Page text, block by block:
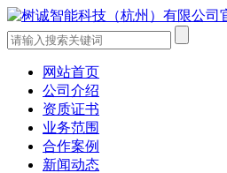
网站首页
公司介绍
资质证书
业务范围
合作案例
新闻动态